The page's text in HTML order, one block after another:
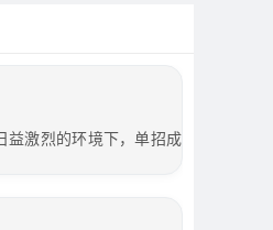
益激烈的环境下，单招成